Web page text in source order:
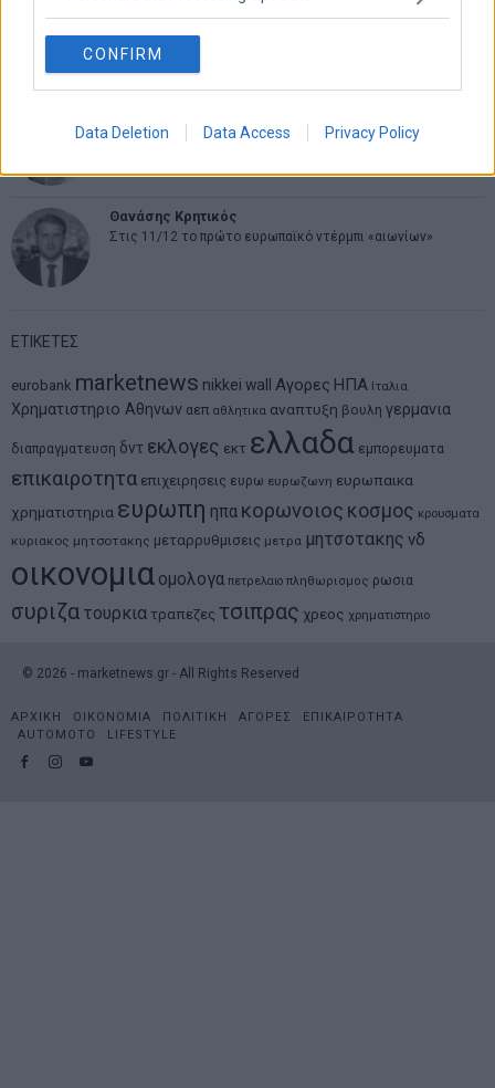
CONFIRM
Data Deletion Data Access Privacy Policy
Από την αποθέωση στην καταγγελία: Η Ελλάδα πάντα
ψάχνει τον επόμενο Μεσσία
MIT Sloan: Οι AI-driven επιχειρήσεις διαμορφώνουν το νέο
Θανάσης Κρητικός
Στις 11/12 το πρώτο ευρωπαϊκό ντέρμπι «αιωνίων»
ΕΤΙΚΕΤΕΣ
eurobank marketnews nikkei wall Αγορες ΗΠΑ Ιταλια
Χρηματιστηριο Αθηνων αεπ αθλητικα αναπτυξη βουλη γερμανια
διαπραγματευση δντ εκλογες εκτ ελλαδα εμπορευματα
επικαιροτητα επιχειρησεις ευρω ευρωζωνη ευρωπαικα
χρηματιστηρια ευρωπη ηπα κορωνοιος κοσμος κρουσματα
κυριακος μητσοτακης μεταρρυθμισεις μετρα μητσοτακης νδ
οικονομια ομολογα πετρελαιο πληθωρισμος ρωσια
συριζα τουρκια τραπεζες τσιπρας χρεος χρηματιστηριο
© 2026 - marketnews.gr - All Rights Reserved
ΑΡΧΙΚΗ ΟΙΚΟΝΟΜΙΑ ΠΟΛΙΤΙΚΗ ΑΓΟΡΕΣ
ΕΠΙΚΑΙΡΟΤΗΤΑ
AUTOMOTO
LIFESTYLE